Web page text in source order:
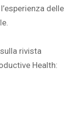
delle
rivista
Health: